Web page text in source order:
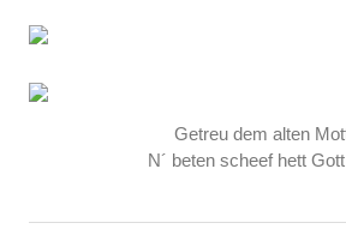
Getreu dem alten
N´ beten scheef hett